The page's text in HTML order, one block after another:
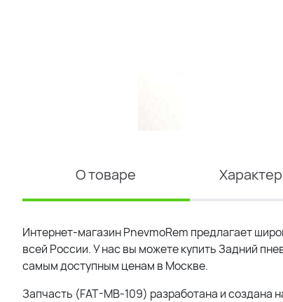
О товаре
Интернет-магазин PnevmoRem предлагает
всей России. У нас вы можете купить Задний
самым доступным ценам в Москве.
Запчасть (FAT-MB-109) разработана и создана